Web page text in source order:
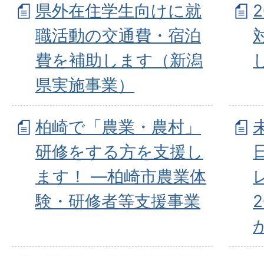
県外在住学生向けに就
職活動の交通費・宿泊
費を補助します（新潟
県実施事業）
柏崎で「農業・農村」
研修をする方を支援し
ます！ ―柏崎市農業体
験・研修者等支援事業